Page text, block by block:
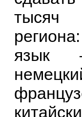
тысяч